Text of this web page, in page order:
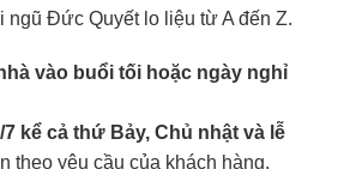
ngũ Đức Quyết lo liệu từ A đến Z.
vào buổi tối hoặc ngày nghỉ
7 kể cả thứ Bảy, Chủ nhật và lễ
theo yêu cầu của khách hàng.